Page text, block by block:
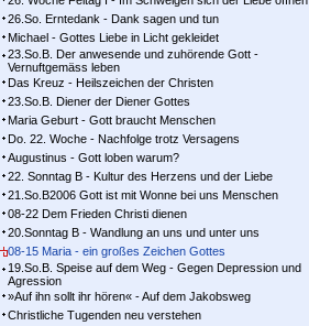
26.So. Erntedank - Dank sagen und tun
Michael - Gottes Liebe in Licht gekleidet
23.So.B. Der anwesende und zuhörende Gott -
Vernuftgemäss leben
Das Kreuz - Heilszeichen der Christen
23.So.B. Diener der Diener Gottes
Maria Geburt - Gott braucht Menschen
Do. 22. Woche - Nachfolge trotz Versagens
Augustinus - Gott loben warum?
22. Sonntag B - Kultur des Herzens und der Liebe
21.So.B2006 Gott ist mit Wonne bei uns Menschen
08-22 Dem Frieden Christi dienen
20.Sonntag B - Wandlung an uns und unter uns
08-15 Maria - ein großes Zeichen Gottes
19.So.B. Speise auf dem Weg - Gegen Depression und
Agression
»Auf ihn sollt ihr hören« - Auf dem Jakobsweg
Christliche Tugenden neu verstehen